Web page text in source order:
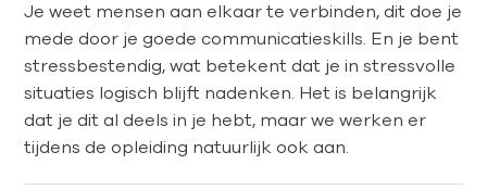
Je weet mensen aan elkaar te verbinden, dit doe je
mede door je goede communicatieskills. En je bent
stressbestendig, wat betekent dat je in stressvolle
situaties logisch blijft nadenken. Het is belangrijk
dat je dit al deels in je hebt, maar we werken er
tijdens de opleiding natuurlijk ook aan.